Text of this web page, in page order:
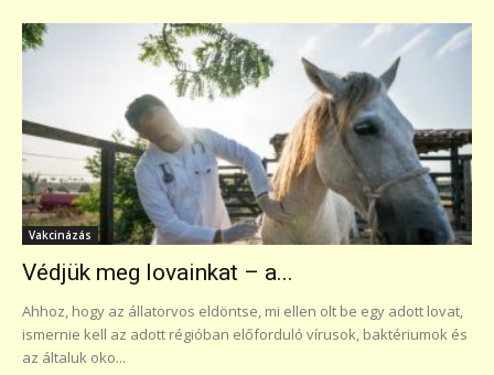
Vakcinázás
Védjük meg lovainkat – a...
Ahhoz, hogy az állatorvos eldöntse, mi ellen olt be egy adott lovat,
ismernie kell az adott régióban előforduló vírusok, baktériumok és
az általuk oko...